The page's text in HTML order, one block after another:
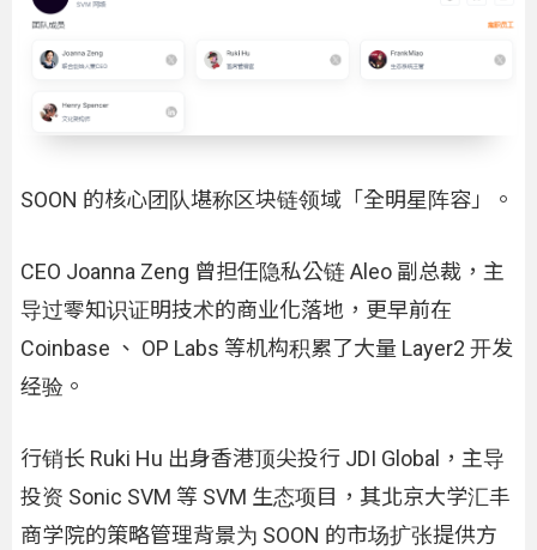
SOON 的核心团队堪称区块链领域「全明星阵容」。
CEO Joanna Zeng 曾担任隐私公链 Aleo 副总裁，主
导过零知识证明技术的商业化落地，更早前在
Coinbase 、 OP Labs 等机构积累了大量 Layer2 开发
经验。
行销长 Ruki Hu 出身香港顶尖投行 JDI Global，主导
投资 Sonic SVM 等 SVM 生态项目，其北京大学汇丰
商学院的策略管理背景为 SOON 的市场扩张提供方